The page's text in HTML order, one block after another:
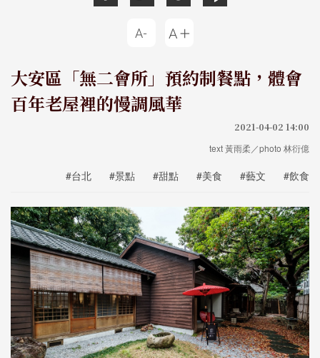
大安區「無二會所」預約制餐點，體會
百年老屋裡的慢調風華
2021-04-02 14:00
text 黃雨柔／photo 林衍億
#台北 #景點 #甜點 #美食 #藝文 #飲食